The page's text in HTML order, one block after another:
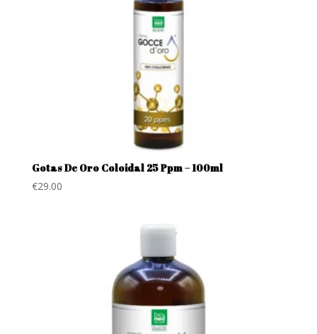
Gotas De Oro Coloidal 25 Ppm – 100ml
€29.00